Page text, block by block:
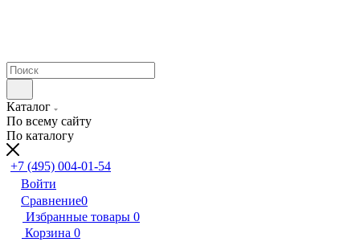
Каталог
По всему сайту
По каталогу
+7 (495) 004-01-54
Войти
Сравнение0
Избранные товары 0
Корзина 0